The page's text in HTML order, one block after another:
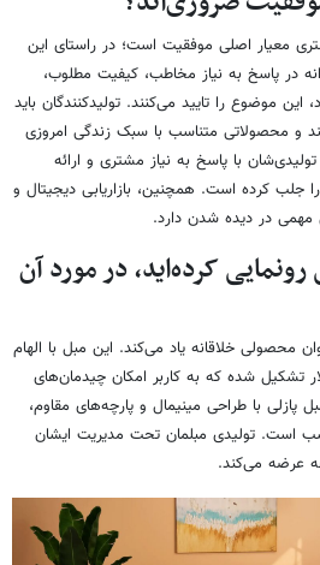
معیار اصلی موفقیت است؛ در راستای این
در پاسخ به نیاز مخاطب، کیفیت مطلوب،
موضوع را تایید می‌کنند. تولیدکنندگان باید
و محصولاتی متناسب با سبک زندگی امروزی
با پاسخ به نیاز مشتری و ارائه
جلب کرده است. همچنین، بازاریابی دیجیتال و
مهمی در دیده شدن دارد.
رونمایی کرده‌اید، در مورد آن
محصولی خلاقانه یاد می‌کند. این مبل با الهام
تشکیل شده که به کاربر امکان چیدمان‌های
پازلی با طراحی مینیمال و پارچه‌های مقاوم،
است. تولیدی مبلمان تحت مدیریت ایشان